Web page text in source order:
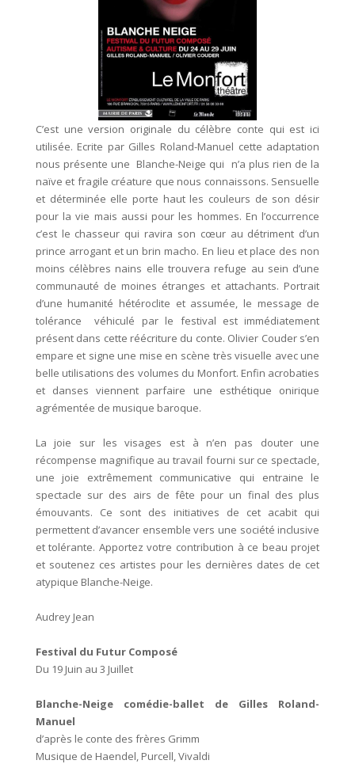
C’est une version originale du célèbre conte qui est ici
utilisée. Ecrite par Gilles Roland-Manuel cette adaptation
nous présente une Blanche-Neige qui n’a plus rien de la
naïve et fragile créature que nous connaissons. Sensuelle
et déterminée elle porte haut les couleurs de son désir
pour la vie mais aussi pour les hommes. En l’occurrence
c’est le chasseur qui ravira son cœur au détriment d’un
prince arrogant et un brin macho. En lieu et place des non
moins célèbres nains elle trouvera refuge au sein d’une
communauté de moines étranges et attachants. Portrait
d’une humanité hétéroclite et assumée, le message de
tolérance véhiculé par le festival est immédiatement
présent dans cette réécriture du conte. Olivier Couder s’en
empare et signe une mise en scène très visuelle avec une
belle utilisations des volumes du Monfort. Enfin acrobaties
et danses viennent parfaire une esthétique onirique
agrémentée de musique baroque.
La joie sur les visages est à n’en pas douter une
récompense magnifique au travail fourni sur ce spectacle,
une joie extrêmement communicative qui entraine le
spectacle sur des airs de fête pour un final des plus
émouvants. Ce sont des initiatives de cet acabit qui
permettent d’avancer ensemble vers une société inclusive
et tolérante. Apportez votre contribution à ce beau projet
et soutenez ces artistes pour les dernières dates de cet
atypique Blanche-Neige.
Audrey Jean
Festival du Futur Composé
Du 19 Juin au 3 Juillet
Blanche-Neige comédie-ballet de Gilles Roland-
Manuel
d’après le conte des frères Grimm
Musique de Haendel, Purcell, Vivaldi